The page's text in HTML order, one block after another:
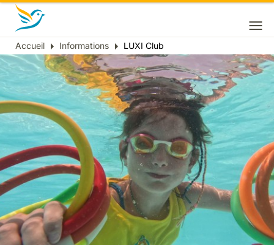
Fil
d'Ariane
Accueil Informations LUXI Club